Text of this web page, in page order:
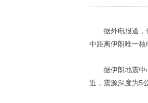
据外电报道
中距离伊朗唯一核
据伊朗地震
近，震源深度为5